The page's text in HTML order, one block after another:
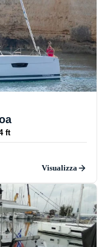
ft
Visualizza